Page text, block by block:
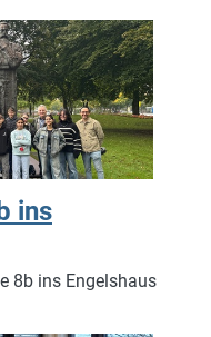
ins
8b ins Engelshaus